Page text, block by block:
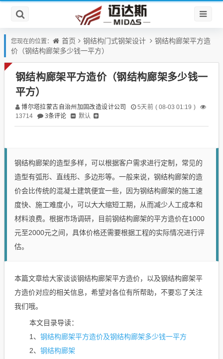
您现在的位置： 首页 钢结构门式钢架设计
钢结构廊架平方造
价（钢结构廊架多少钱一平方）
钢结构廊架平方造价（钢结构廊架多少钱一
平方）
博尔塔拉蒙古自治州加固改造设计公司
5天前 ( 08-03 01:19 )
13714
3条评论 默认
钢结构廊架的造型多样，可以根据客户需求进行定制，常见的
造型有弧形、直线形、多边形等。一般来说，钢结构廊架的造
价会比传统的混凝土建筑便宜一些，因为钢结构廊架的施工速
度快、施工难度小，可以大大缩短工期，从而减少人工成本和
材料浪费。根据市场调研，目前钢结构廊架的平方造价在1000
元至2000元之间，具体价格还需要根据工程的实际情况进行评
估。
本篇文章给大家谈谈钢结构廊架平方造价，以及钢结构廊架平
方造价对应的相关信息，希望对各位有所帮助，不要忘了关注
我们哦。
本文目录导读：
1、 钢结构廊架平方造价及钢结构廊架多少钱一平方
2、 钢结构廊架